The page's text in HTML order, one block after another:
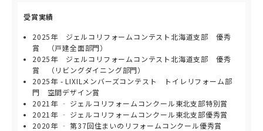
受賞実績
2025年 ジェルコリフォームコンテスト北海道支部 優秀
賞 （戸建全面部門）
2025年 ジェルコリフォームコンテスト北海道支部 優秀
賞 （リビングダイニング部門）
2025年 - LIXILメンバーズコンテスト トイレリフォーム部
門 空間デザイン賞
2021年 ‐ ジェルコリフォームコンクール東北支部特別賞
2021年 ‐ ジェルコリフォームコンクール東北支部優秀賞
2020年 ‐ 第37回住まいのリフォームコンクール優秀賞